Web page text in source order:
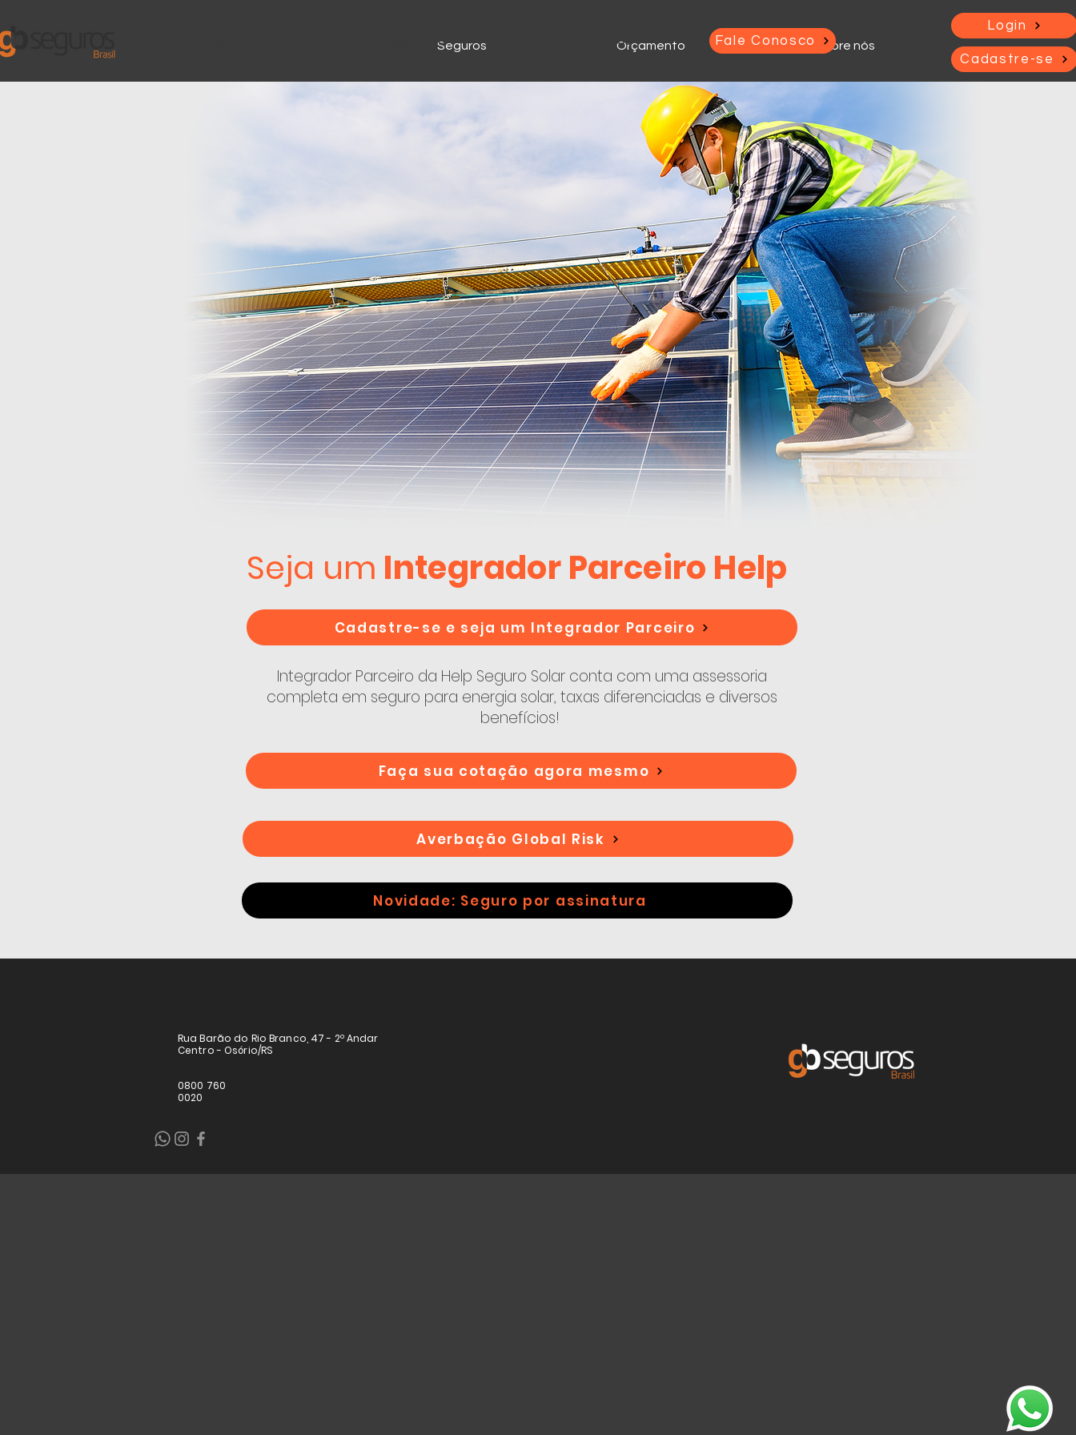
Orçamento Sobre nós Fale Conosco
Login
Cadastre-se
Seguros Orçamento Sobre nós
Seja um Integrador Parceiro Help
Cadastre-se e seja um Integrador Parceiro
Integrador Parceiro da Help Seguro Solar conta com uma assessoria
completa em seguro para energia solar, taxas diferenciadas e diversos
benefícios!
Faça sua cotação agora mesmo
Averbação Global Risk
Novidade: Seguro por assinatura
Rua Barão do Rio Branco, 47 - 2º Andar
Centro - Osório/RS
0800 760
0020